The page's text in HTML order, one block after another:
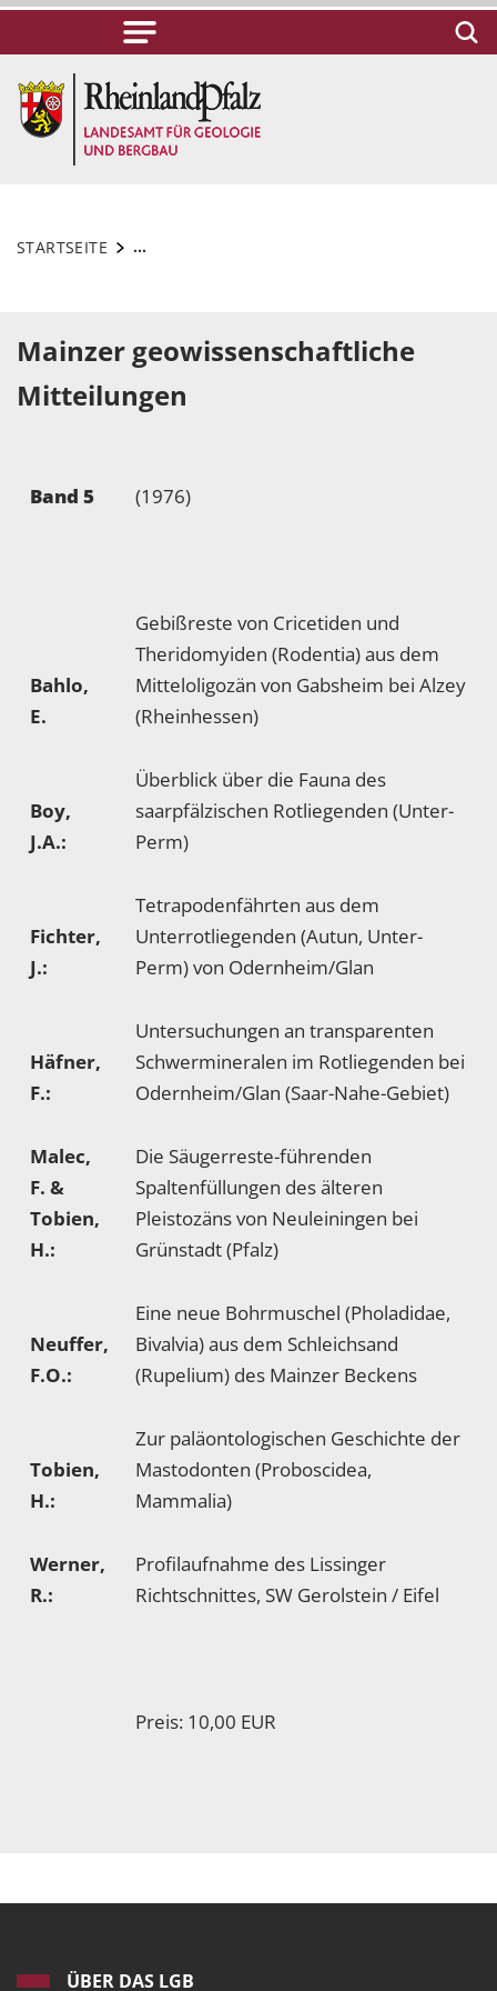
STARTSEITE ...
Mainzer geowissenschaftliche
Mitteilungen
Band 5 (1976)
Bahlo,
E.
Gebißreste von Cricetiden und
Theridomyiden (Rodentia) aus dem
Mitteloligozän von Gabsheim bei Alzey
(Rheinhessen)
Boy,
J.A.:
Überblick über die Fauna des
saarpfälzischen Rotliegenden (Unter-
Perm)
Fichter,
J.:
Tetrapodenfährten aus dem
Unterrotliegenden (Autun, Unter-
Perm) von Odernheim/Glan
Häfner,
F.:
Untersuchungen an transparenten
Schwermineralen im Rotliegenden bei
Odernheim/Glan (Saar-Nahe-Gebiet)
Malec,
F. &
Tobien,
H.:
Die Säugerreste-führenden
Spaltenfüllungen des älteren
Pleistozäns von Neuleiningen bei
Grünstadt (Pfalz)
Neuffer,
F.O.:
Eine neue Bohrmuschel (Pholadidae,
Bivalvia) aus dem Schleichsand
(Rupelium) des Mainzer Beckens
Tobien,
H.:
Zur paläontologischen Geschichte der
Mastodonten (Proboscidea,
Mammalia)
Werner,
R.:
Profilaufnahme des Lissinger
Richtschnittes, SW Gerolstein / Eifel
Preis: 10,00 EUR
ÜBER DAS LGB